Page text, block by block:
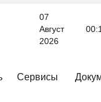
07
Август
2026
Сервисы